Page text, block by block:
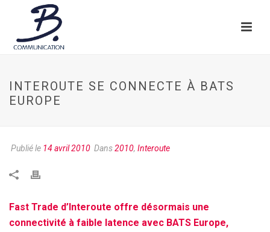
INTEROUTE SE CONNECTE À BATS
EUROPE
Publié le 14 avril 2010 Dans2010, Interoute
Fast Trade d’Interoute offre désormais une
connectivité à faible latence avec BATS Europe,